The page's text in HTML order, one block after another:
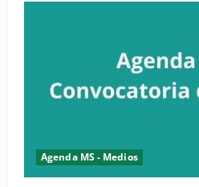
Agenda MS - Medios